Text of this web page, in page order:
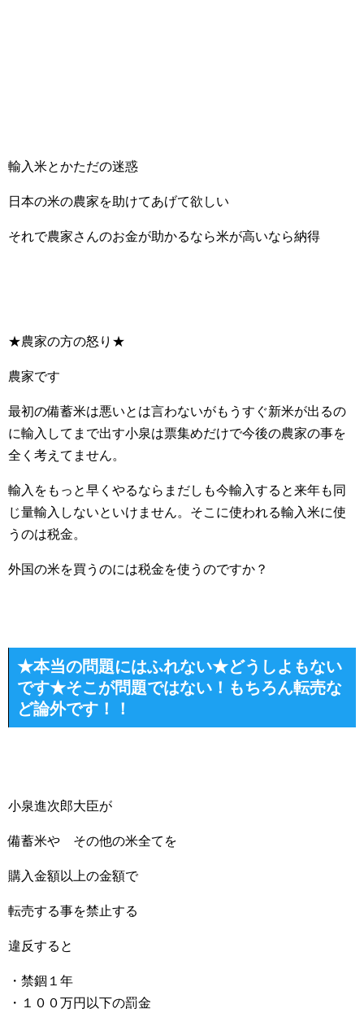
輸入米とかただの迷惑
日本の米の農家を助けてあげて欲しい
それで農家さんのお金が助かるなら米が高いなら納得
★農家の方の怒り★
農家です
最初の備蓄米は悪いとは言わないがもうすぐ新米が出るの
に輸入してまで出す小泉は票集めだけで今後の農家の事を
全く考えてません。
輸入をもっと早くやるならまだしも今輸入すると来年も同
じ量輸入しないといけません。そこに使われる輸入米に使
うのは税金。
外国の米を買うのには税金を使うのですか？
★本当の問題にはふれない★どうしよもない
です★そこが問題ではない！もちろん転売な
ど論外です！！
小泉進次郎大臣が
備蓄米や その他の米全てを
購入金額以上の金額で
転売する事を禁止する
違反すると
・禁錮１年
・１００万円以下の罰金